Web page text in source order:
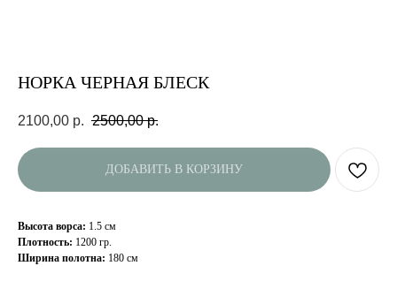
НОРКА ЧЕРНАЯ БЛЕСК
2100,00 р. 2500,00 р.
ДОБАВИТЬ В КОРЗИНУ
Высота ворса: 1.5 см
Плотность: 1200 гр.
Ширина полотна: 180 см